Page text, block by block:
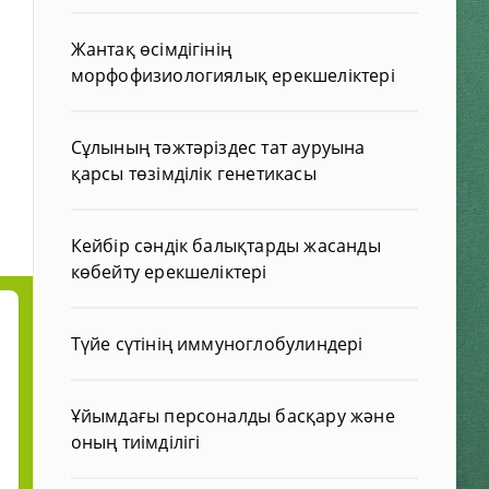
Жантақ өсімдігінің
морфофизиологиялық ерекшеліктері
Сұлының тәжтәріздес тат ауруына
қарсы төзімділік генетикасы
Кейбір сәндік балықтарды жасанды
көбейту ерекшеліктері
Түйе сүтінің иммуноглобулиндері
Ұйымдағы персоналды басқару және
оның тиімділігі